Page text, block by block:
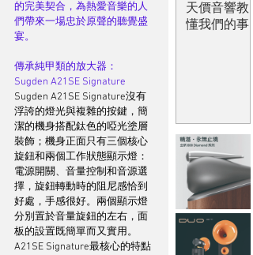
的完美契合，為熱愛音樂的人
們帶來一場忠於原聲的聽覺盛
宴。
傳承純甲類的放大器：
Sugden A21SE Signature
Sugden A21SE Signature沒有
浮誇的燈光與複雜的按鍵，簡
潔的機身搭配鈦色的啞光塗層
裝飾；機身正面只有三個核心
旋鈕和兩個工作狀態顯示燈：
電源開關、音量控制和音源選
擇，旋鈕轉動時的阻尼感恰到
好處，手感很好。兩個顯示燈
分別置於音量旋鈕的左右，面
板的設置既簡單而又實用。
A21SE Signature最核心的特點
天價音響教
懂我們的事